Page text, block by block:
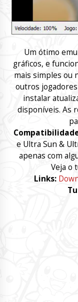
Um ótimo
gráficos, e
mais simples ou
outros
instalar
disponíveis. As
e Ultra Sun &
apenas com
Veja o
Links: